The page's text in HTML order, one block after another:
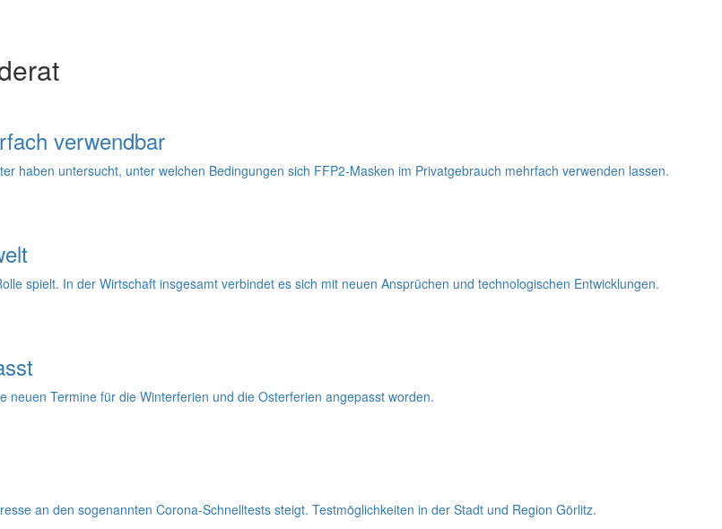
verwendbar
haben untersucht, unter welchen Bedingungen sich FFP2-Masken im Privatgebrauch mehrfach verwenden lassen.
spielt. In der Wirtschaft insgesamt verbindet es sich mit neuen Ansprüchen und technologischen Entwicklungen.
Termine für die Winterferien und die Osterferien angepasst worden.
an den sogenannten Corona-Schnelltests steigt. Testmöglichkeiten in der Stadt und Region Görlitz.